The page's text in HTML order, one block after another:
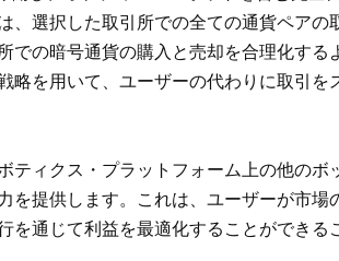
、選択した取引所での全ての通貨ペアの
での暗号通貨の購入と売却を合理化する
略を用いて、ユーザーの代わりに取引を
ティクス・プラットフォーム上の他のボ
を提供します。これは、ユーザーが市場
を通じて利益を最適化することができる